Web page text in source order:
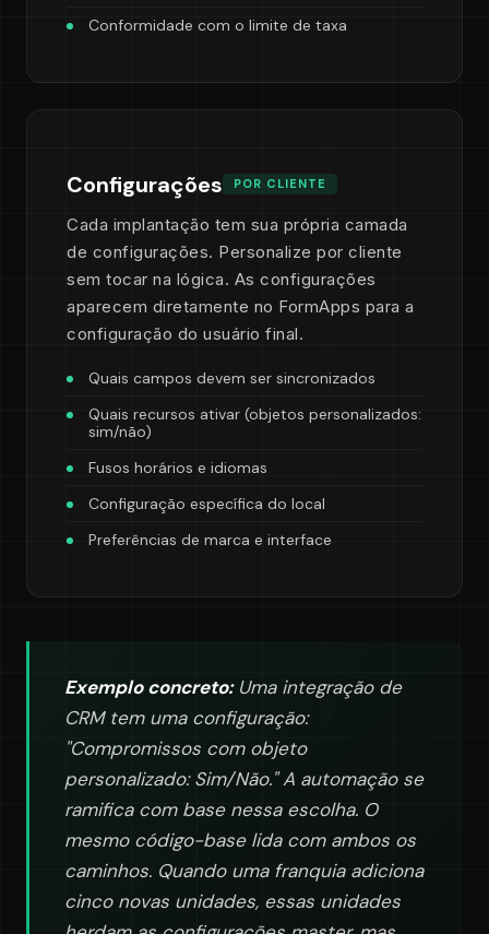
Conformidade com o limite de taxa
Configurações POR CLIENTE
Cada implantação tem sua própria camada
de configurações. Personalize por cliente
sem tocar na lógica. As configurações
aparecem diretamente no FormApps para a
configuração do usuário final.
Quais campos devem ser sincronizados
Quais recursos ativar (objetos personalizados:
sim/não)
Fusos horários e idiomas
Configuração específica do local
Preferências de marca e interface
Exemplo concreto:Uma integração de
CRM tem uma configuração:
"Compromissos com objeto
personalizado: Sim/Não." A automação se
ramifica com base nessa escolha. O
mesmo código-base lida com ambos os
caminhos. Quando uma franquia adiciona
cinco novas unidades, essas unidades